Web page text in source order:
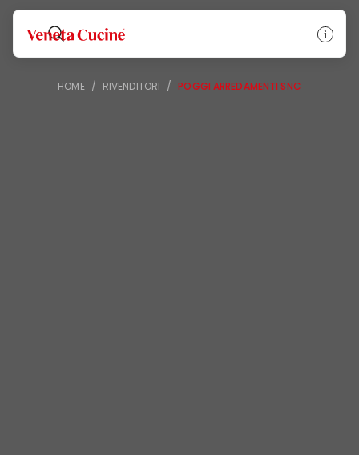
Veneta Cucine
HOME / RIVENDITORI / POGGI ARREDAMENTI SNC